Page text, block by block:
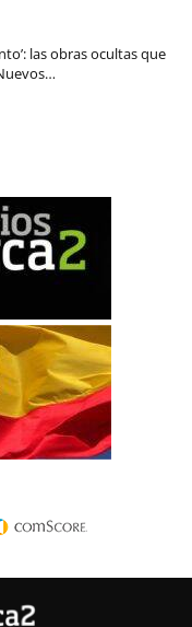
las obras ocultas que